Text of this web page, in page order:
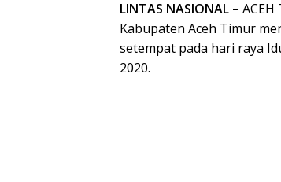
LINTAS NASIONAL –
Kabupaten Aceh Timur
setempat pada hari raya
2020.